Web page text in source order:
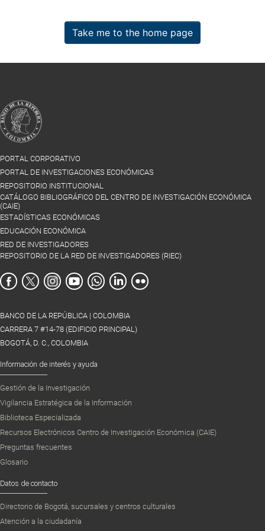
Take me to the home page
PORTAL CORPORATIVO
PORTAL DE INVESTIGACIONES ECONÓMICAS
REPOSITORIO INSTITUCIONAL
CATÁLOGO BIBLIOGRÁFICO DEL CENTRO DE INVESTIGACIÓN ECONÓMICA
(CAIE)
ESTADÍSTICAS ECONÓMICAS
EDUCACIÓN ECONÓMICA
RED DE INVESTIGADORES
REPOSITORIO DE LA RED DE INVESTIGADORES (RIEC)
BANCO DE LA REPÚBLICA | COLOMBIA
CARRERA 7 #14-78 (EDIFICIO PRINCIPAL)
BOGOTÁ, D. C., COLOMBIA
Información de interés y ayuda
Gestión de la Investigación
Vigilancia Estratégica de la Información
Biblioteca Especializada
Recursos Electrónicos Centro de Investigación Económica (CAIE)
Preguntas frecuentes
Glosario
Datos de contacto
Directorio de Bogotá, sucursales y centros culturales
Atención a la ciudadanía